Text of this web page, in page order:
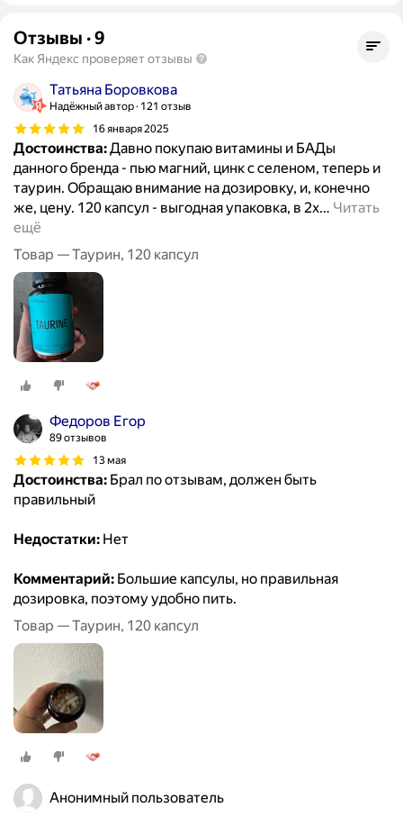
Отзывы ·9
Как Яндекс проверяет отзывы
Татьяна Боровкова
Надёжный автор 121 отзыв
16 января 2025
Достоинства:Давно покупаю витамины и БАДы
данного бренда - пью магний, цинк с селеном, теперь и
таурин. Обращаю внимание на дозировку, и, конечно
же, цену. 120 капсул - выгодная упаковка, в 2х… Читать
ещё
Товар — Таурин, 120 капсул
Федоров Егор
89 отзывов
13 мая
Достоинства: Брал по отзывам, должен быть
правильный
Недостатки: Нет
Комментарий: Большие капсулы, но правильная
дозировка, поэтому удобно пить.
Товар — Таурин, 120 капсул
Анонимный пользователь